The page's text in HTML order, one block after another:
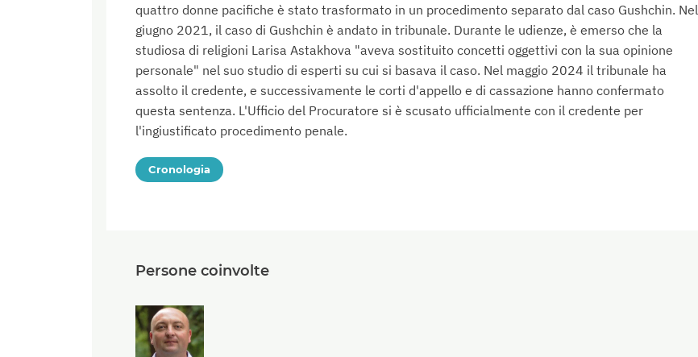
quattro donne pacifiche è stato trasformato in un procedimento separato dal caso Gushchin. Nel
giugno 2021, il caso di Gushchin è andato in tribunale. Durante le udienze, è emerso che la
studiosa di religioni Larisa Astakhova "aveva sostituito concetti oggettivi con la sua opinione
personale" nel suo studio di esperti su cui si basava il caso. Nel maggio 2024 il tribunale ha
assolto il credente, e successivamente le corti d'appello e di cassazione hanno confermato
questa sentenza. L'Ufficio del Procuratore si è scusato ufficialmente con il credente per
l'ingiustificato procedimento penale.
Cronologia
Persone coinvolte